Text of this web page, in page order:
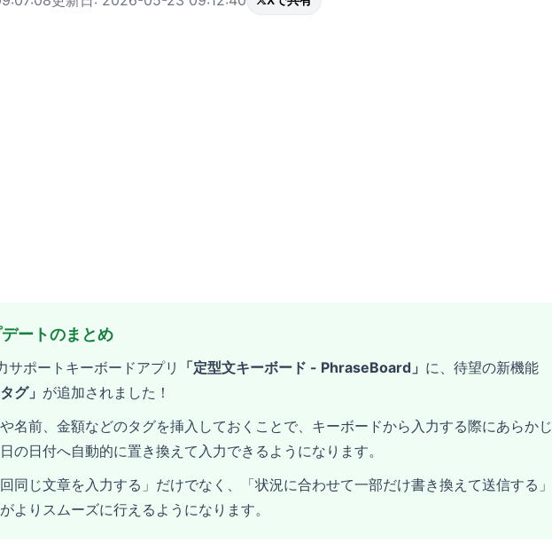
ートのまとめ
サポートキーボードアプリ 「定型文キーボード - PhraseBoard」 に、待望の新機能
グ」 が追加されました！
名前、金額などのタグを挿入しておくことで、キーボードから入力する際にあらかじ
の日付へ自動的に置き換えて入力できるようになります。
同じ文章を入力する」だけでなく、「状況に合わせて一部だけ書き換えて送信する」
よりスムーズに行えるようになります。